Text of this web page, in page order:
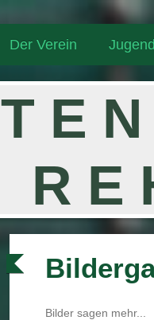
Der Verein Jugend
T E
R E
Bilder sagen mehr...